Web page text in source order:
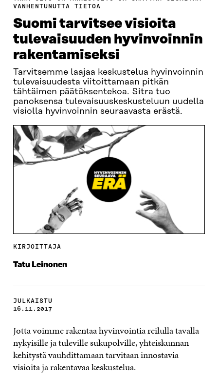
VANHENTUNUTTA TIETOA
Suomi tarvitsee visioita
tulevaisuuden hyvinvoinnin
rakentamiseksi
Tarvitsemme laajaa keskustelua hyvinvoinnin
tulevaisuudesta viitoittamaan pitkän
tähtäimen päätöksentekoa. Sitra tuo
panoksensa tulevaisuuskeskusteluun uudella
visiolla hyvinvoinnin seuraavasta erästä.
KIRJOITTAJA
Tatu Leinonen
JULKAISTU
16.11.2017
Jotta voimme rakentaa hyvinvointia reilulla tavalla
nykyisille ja tuleville sukupolville, yhteiskunnan
kehitystä vauhdittamaan tarvitaan innostavia
visioita ja rakentavaa keskustelua.